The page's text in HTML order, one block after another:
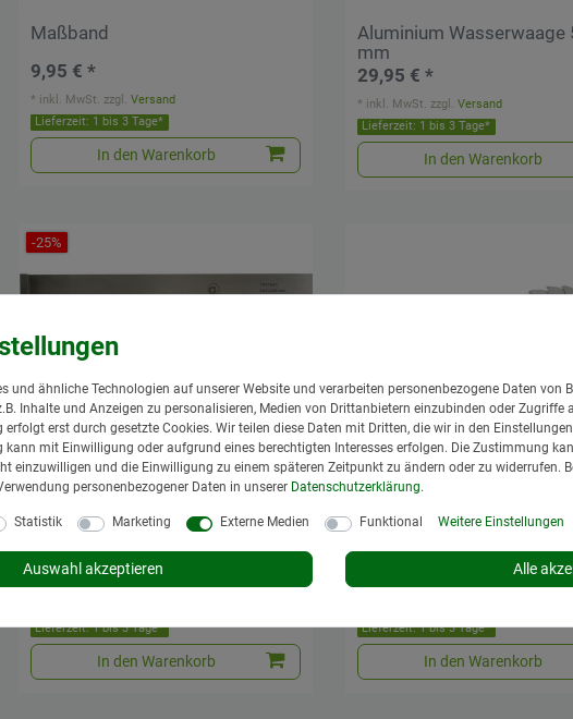
Maßband
9,95 € *
Lieferzeit: 1 bis 3 Tage*
In den Warenkorb
* inkl. MwSt. zzgl.Versand
Aluminium Wasserwaage
mm
29,95 € *
Lieferzeit: 1 bis 3 Tage*
In den Warenkorb
* inkl. MwSt. zzgl.Versand
-25%
Anschlagwinkel 300 mm
UVP 55,95 €
Lieferzeit: 1 bis 3 Tage*
In den Warenkorb
Lieferzeit: 1 bis 3 Tage*
In den Warenkorb
und ähnliche Technologien auf unserer Website und verarbeiten personenbezogene Daten von
Inhalte und Anzeigen zu personalisieren, Medien von Drittanbietern einzubinden oder Zugriffe
erfolgt erst durch gesetzte Cookies. Wir teilen diese Daten mit Dritten, die wir in den
kann mit Einwilligung oder aufgrund eines berechtigten Interesses erfolgen. Die Zustimmung
einzuwilligen und die Einwilligung zu einem späteren Zeitpunkt zu ändern oder zu widerrufen.
personenbezogener Daten in unserer Daten­schutz­erklärung.
Statistik Marketing Externe Medien Funktional Weitere Einstellungen
Alle
Auswahl akzeptieren